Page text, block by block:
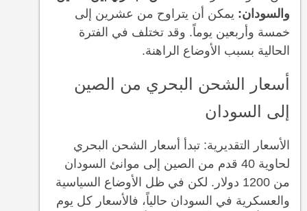
والسودان: يمكن أن يتراوح من عشرين إلى
خمسة وأربعين يوماً. وقد تختلف في الفترة
الحالية بسبب الأوضاع الراهنة.
أسعار الشحن البحري من الصين
إلى السودان
الأسعار التقديرية: تبدأ أسعار الشحن البحري
لحاوية 40 قدم من الصين إلى موانئ السودان
من 1200 دولار. لكن في ظل الأوضاع السياسية
والعسكرية في السودان حالياً، فالأسعار كل يوم